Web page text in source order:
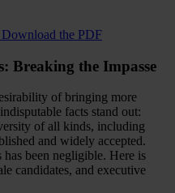
Download the PDF
Breaking the Impasse
of bringing more
facts stand out:
of all kinds, including
and widely accepted.
has been negligible. Here is
candidates, and executive